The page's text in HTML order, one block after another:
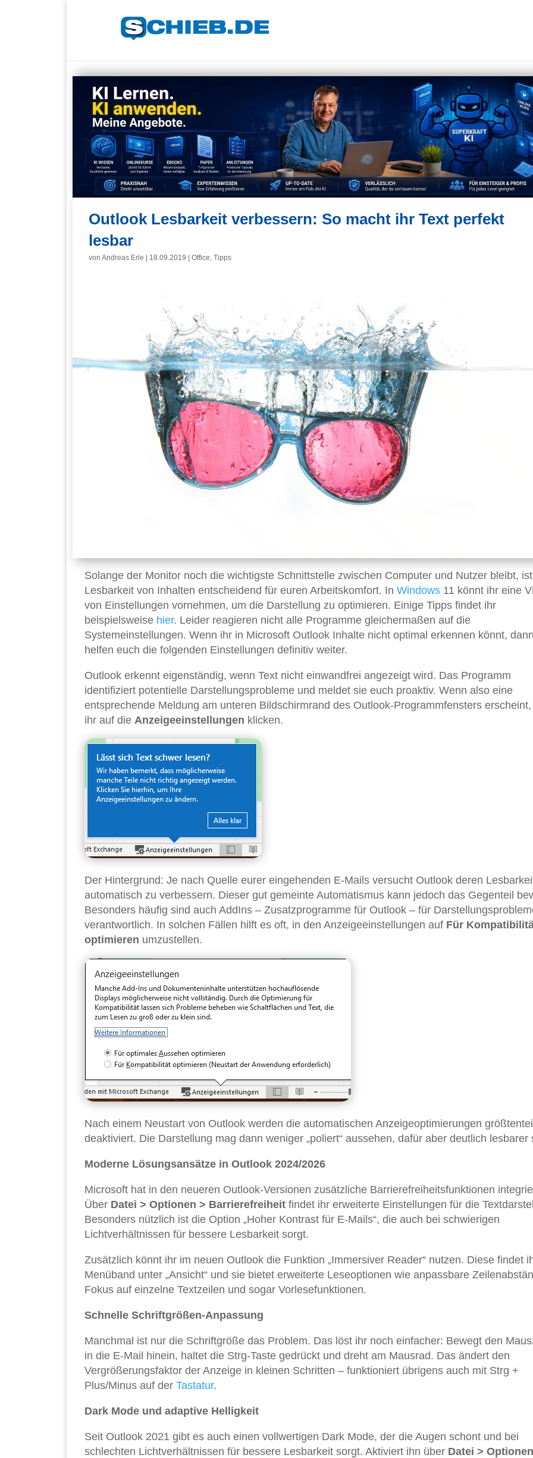
Outlook Lesbarkeit verbessern: So macht ihr Text perfekt
lesbar
von Andreas Erle 18.09.2019 Office, Tipps
Solange der Monitor noch die wichtigste Schnittstelle zwischen Computer und Nutzer bleibt,
Lesbarkeit von Inhalten entscheidend für euren Arbeitskomfort. In Windows 11 könnt ihr eine
von Einstellungen vornehmen, um die Darstellung zu optimieren. Einige Tipps findet ihr
beispielsweise hier. Leider reagieren nicht alle Programme gleichermaßen auf die
Systemeinstellungen. Wenn ihr in Microsoft Outlook Inhalte nicht optimal erkennen könnt, dann
helfen euch die folgenden Einstellungen definitiv weiter.
Outlook erkennt eigenständig, wenn Text nicht einwandfrei angezeigt wird. Das Programm
identifiziert potentielle Darstellungsprobleme und meldet sie euch proaktiv. Wenn also eine
entsprechende Meldung am unteren Bildschirmrand des Outlook-Programmfensters
ihr auf die Anzeigeeinstellungen klicken.
Der Hintergrund: Je nach Quelle eurer eingehenden E-Mails versucht Outlook deren
automatisch zu verbessern. Dieser gut gemeinte Automatismus kann jedoch das Gegenteil
Besonders häufig sind auch AddIns – Zusatzprogramme für Outlook – für
verantwortlich. In solchen Fällen hilft es oft, in den Anzeigeeinstellungen auf Für
optimieren umzustellen.
Nach einem Neustart von Outlook werden die automatischen Anzeigeoptimierungen
deaktiviert. Die Darstellung mag dann weniger „poliert“ aussehen, dafür aber deutlich lesbarer
Moderne Lösungsansätze in Outlook 2024/2026
Microsoft hat in den neueren Outlook-Versionen zusätzliche Barrierefreiheitsfunktionen
Über Datei > Optionen > Barrierefreiheit findet ihr erweiterte Einstellungen für die
Besonders nützlich ist die Option „Hoher Kontrast für E-Mails“, die auch bei schwierigen
Lichtverhältnissen für bessere Lesbarkeit sorgt.
Zusätzlich könnt ihr im neuen Outlook die Funktion „Immersiver Reader“ nutzen. Diese findet
Menüband unter „Ansicht“ und sie bietet erweiterte Leseoptionen wie anpassbare
Fokus auf einzelne Textzeilen und sogar Vorlesefunktionen.
Schnelle Schriftgrößen-Anpassung
Manchmal ist nur die Schriftgröße das Problem. Das löst ihr noch einfacher: Bewegt den
in die E-Mail hinein, haltet die Strg-Taste gedrückt und dreht am Mausrad. Das ändert den
Vergrößerungsfaktor der Anzeige in kleinen Schritten – funktioniert übrigens auch mit Strg +
Plus/Minus auf der Tastatur.
Dark Mode und adaptive Helligkeit
Seit Outlook 2021 gibt es auch einen vollwertigen Dark Mode, der die Augen schont und bei
schlechten Lichtverhältnissen für bessere Lesbarkeit sorgt. Aktiviert ihn über Datei >